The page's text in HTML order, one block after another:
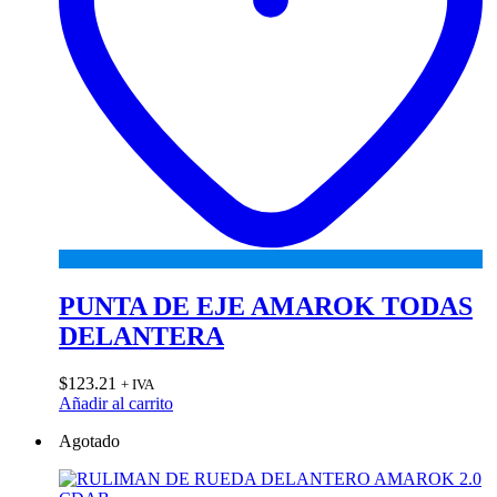
PUNTA DE EJE AMAROK TODAS
DELANTERA
$123.21 + IVA
Añadir al carrito
Agotado